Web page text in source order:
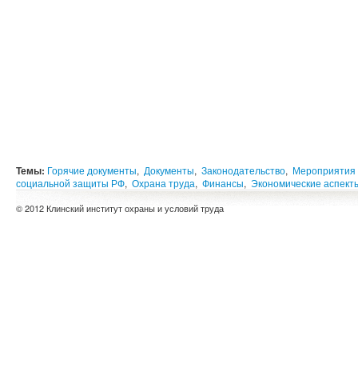
Темы: Горячие документы, Документы, Законодательство, Мероприятия
социальной защиты РФ, Охрана труда, Финансы, Экономические
© 2012 Клинский институт охраны и условий труда